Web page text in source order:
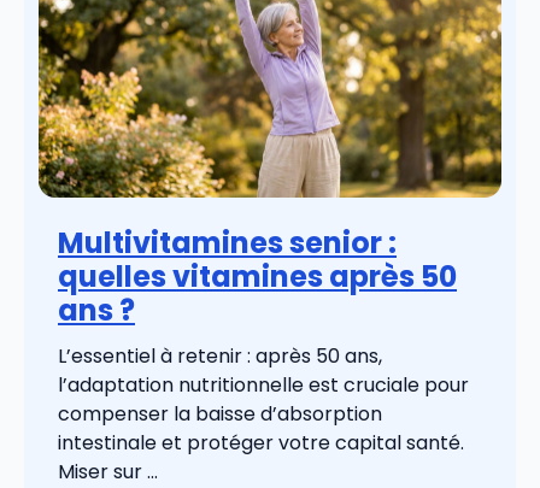
Multivitamines senior :
quelles vitamines après 50
ans ?
L’essentiel à retenir : après 50 ans,
l’adaptation nutritionnelle est cruciale pour
compenser la baisse d’absorption
intestinale et protéger votre capital santé.
Miser sur ...